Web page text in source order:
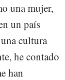
una mujer,
un país
cultura
he contado
han